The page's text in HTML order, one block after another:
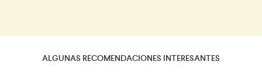
ALGUNAS RECOMENDACIONES INTERESANTES